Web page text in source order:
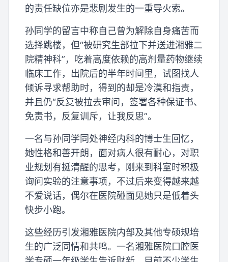
的责任缺位亦是悲剧发生的一重导火索。
孙同学的留言中称自己曾为解除自身痛苦而
选择跳楼，但“被研究生部拉下并送进湘雅二
院精神科”，吃着高度依赖的高剂量药物继续
临床工作，出院后的半年时间里，试图找人
倾诉寻求帮助时，得到的却是冷漠和指责，
并且仍“反复被拉去审问，签署各种保证书、
免责书，反复训斥，让我反思”。
一名与孙同学同处神经内科的博士生回忆，
她性格和善开朗，面对病人很有耐心，对职
业规划有挺清醒的思考，刚来到科室时积极
询问实验的注意事项，不过后来变得越来越
不爱说话，偶尔在医院碰面见她只是低着头
快步小跑。
这些经历引发湘雅医院内部及其他专硕规培
生的广泛同情和共鸣。一名湘雅医院口腔医